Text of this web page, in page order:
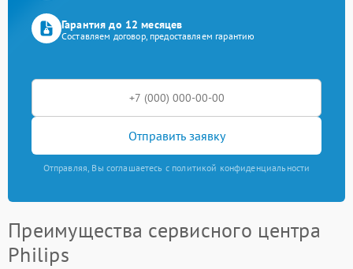
Гарантия до 12 месяцев
Составляем договор, предоставляем гарантию
Отправить заявку
Отправляя, Вы соглашаетесь с политикой конфиденциальности
Преимущества сервисного центра
Philips